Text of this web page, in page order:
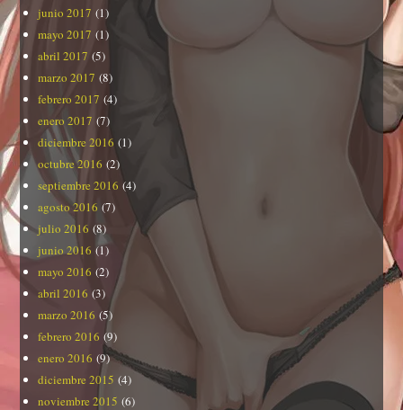
junio 2017 (1)
mayo 2017 (1)
abril 2017 (5)
marzo 2017 (8)
febrero 2017 (4)
enero 2017 (7)
diciembre 2016 (1)
octubre 2016 (2)
septiembre 2016 (4)
agosto 2016 (7)
julio 2016 (8)
junio 2016 (1)
mayo 2016 (2)
abril 2016 (3)
marzo 2016 (5)
febrero 2016 (9)
enero 2016 (9)
diciembre 2015 (4)
noviembre 2015 (6)